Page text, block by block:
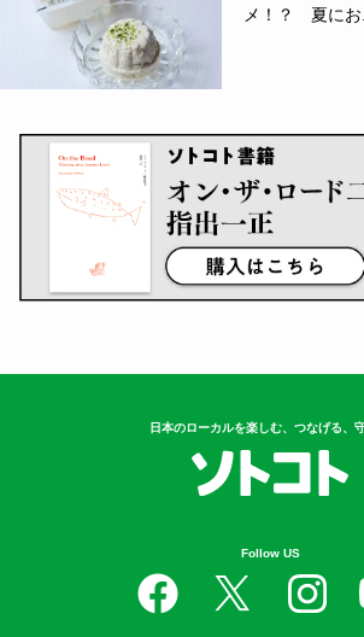
メ！？ 夏にお
日本のローカルを楽しむ、つなげる、守
Follow US